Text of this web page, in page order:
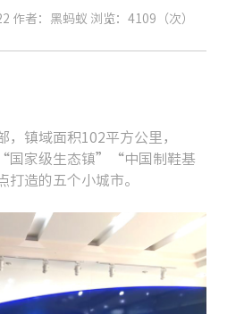
作者：黑蚂蚁 浏览：4109（次）
，镇域面积102平方公里，
家级生态镇”“中国制鞋基
造的五个小城市。